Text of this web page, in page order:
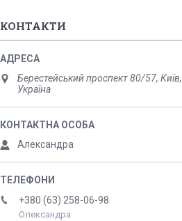
КОНТАКТИ
Берестейський проспект 80/57, Київ,
Україна
Александра
+380 (63) 258-06-98
Олександра